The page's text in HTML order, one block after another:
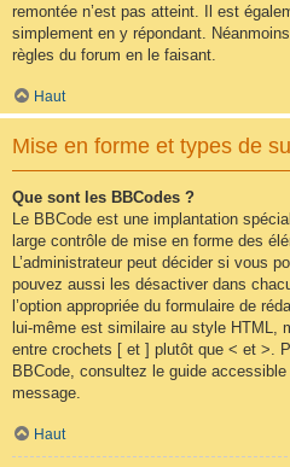
remontée n’est pas atteint. Il est
simplement en y répondant.
règles du forum en le faisant.
Haut
Mise en forme et types de
Que sont les BBCodes ?
Le BBCode est une implantation
large contrôle de mise en forme des
L’administrateur peut décider si vous
pouvez aussi les désactiver dans
l’option appropriée du formulaire de
lui-même est similaire au style HTML,
entre crochets [ et ] plutôt que < et >.
BBCode, consultez le guide
message.
Haut